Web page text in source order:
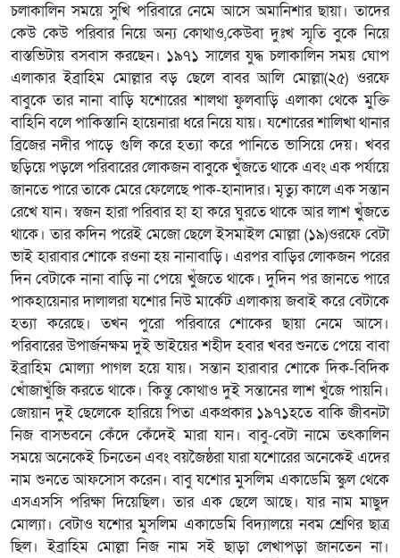
চলাকালিন সময়ে সুখি পরিবারে নেমে আসে অমানিশার ছায়া। তাদের
কেউ কেউ পরিবার নিয়ে অন্য কোথাও,কেউবা দুঃখ স্মৃতি বুকে নিয়ে
বাস্তভিটায় বসবাস করছেন। ১৯৭১ সালের যুদ্ধ চলাকালিন সময় ঘোপ
এলাকার ইব্রাহিম মোল্লার বড় ছেলে বাবর আলি মোল্লা(২৫) ওরফে
বাবুকে তার নানা বাড়ি যশোরের শালথা ফুলবাড়ি এলাকা থেকে মুক্তি
বাহিনি বলে পাকিস্তানি হায়েনারা ধরে নিয়ে যায়। যশোরের শালিখা থানার
ব্রিজের নদীর পাড়ে গুলি করে হত্যা করে পানিতে ভাসিয়ে দেয়। খবর
ছড়িয়ে পড়লে পরিবারের লোকজন বাবুকে খুঁজতে থাকে এবং এক পর্যায়ে
জানতে পারে তাকে মেরে ফেলেছে পাক-হানাদার। মৃত্যু কালে এক সন্তান
রেখে যান। স্বজন হারা পরিবার হা হা করে ঘুরতে থাকে আর লাশ খুঁজতে
থাকে। তার কদিন পরেই মেজো ছেলে ইসমাইল মোল্লা (১৯)ওরফে বেটা
ভাই হারাবার শোকে রওনা হয় নানাবাড়ি। এরপর বাড়ির লোকজন পরের
দিন বেটাকে নানা বাড়ি না পেয়ে খুঁজতে থাকে। দুদিন পর জানতে পারে
পাকহায়েনার দালালরা যশোর নিউ মার্কেট এলাকায় জবাই করে বেটাকে
হত্যা করেছে। তখন পুরো পরিবারে শোকের ছায়া নেমে আসে।
পরিবারের উপার্জনক্ষম দুই ভাইয়ের শহীদ হবার খবর শুনতে পেয়ে বাবা
ইব্রাহিম মোল্যা পাগল হয়ে যায়। সন্তান হারাবার শোকে দিক-বিদিক
খোঁজাখুঁজি করতে থাকে। কিন্তু কোথাও দুই সন্তানের লাশ খুঁজে পায়নি।
জোয়ান দুই ছেলেকে হারিয়ে পিতা একপ্রকার ১৯৭১হতে বাকি জীবনটা
নিজ বাসভবনে কেঁদে কেঁদেই মারা যান। বাবু-বেটা নামে তৎকালিন
সময়ে অনেকেই চিনতেন এবং বয়জৈষ্ঠরা যারা যশোরের অনেকেই এদের
নাম শুনতে আফসোস করেন। বাবু যশোর মুসলিম একাডেমি স্কুল থেকে
এসএসসি পরিক্ষা দিয়েছিল। তার এক ছেলে আছে। যার নাম মাছুদ
মোল্যা। বেটাও যশোর মুসলিম একাডেমি বিদ্যালয়ে নবম শ্রেণির ছাত্র
ছিল। ইব্রাহিম মোল্লা নিজ নাম সই ছাড়া লেখাপড়া জানতেন না।